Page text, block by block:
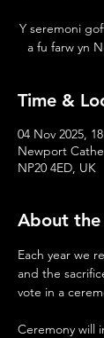
Y seremoni
a fu farw yn
Time &
04 Nov 2025,
Newport
NP20 4ED, UK
About the
Each year we
and the
vote in a
Ceremony will